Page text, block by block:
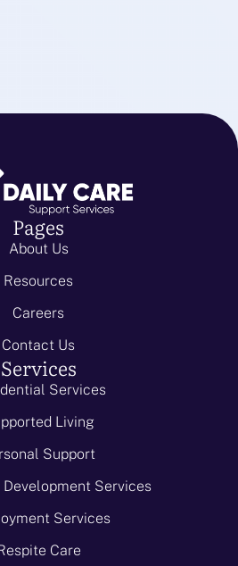
Pages
About Us
Resources
Careers
Contact Us
Services
Services
Living
Support
Services
Services
Care